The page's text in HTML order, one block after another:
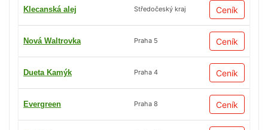
Klecanská alej Středočeský kraj Ceník
Nová Waltrovka Praha 5 Ceník
Dueta Kamýk Praha 4 Ceník
Evergreen Praha 8 Ceník